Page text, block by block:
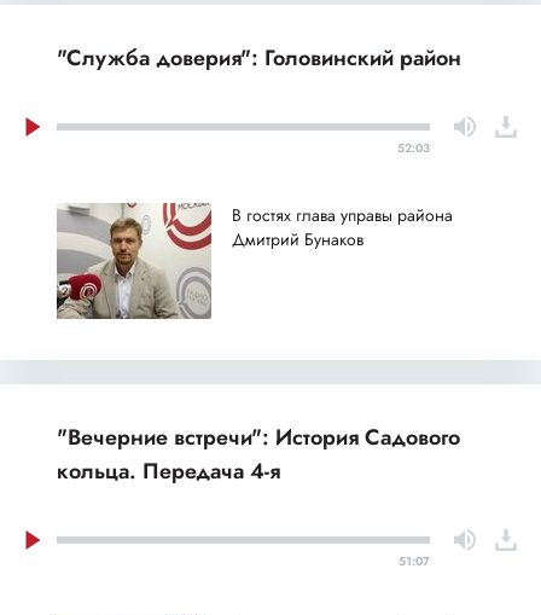
"Служба доверия": Головинский район
52:03
В гостях глава управы района
Дмитрий Бунаков
"Вечерние встречи": История Садового
кольца. Передача 4-я
51:07